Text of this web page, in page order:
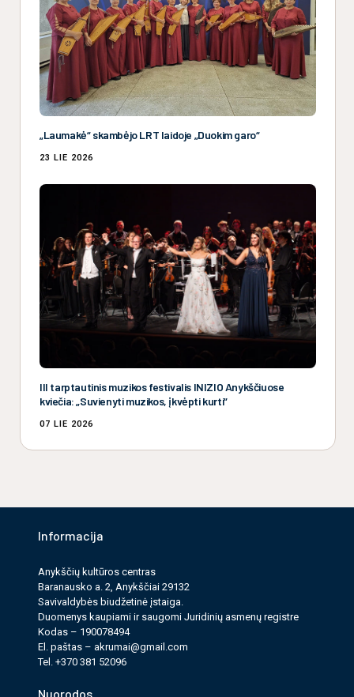
„Laumakė“ skambėjo LRT laidoje „Duokim garo“
23 LIE 2026
III tarptautinis muzikos festivalis INIZIO Anykščiuose
kviečia: „Suvienyti muzikos, įkvėpti kurti“
07 LIE 2026
Informacija
Anykščių kultūros cen­tras
Baranausko a. 2, Anykščiai 29132
Savi­valdy­bės biudžet­inė įstaiga.
Duomenys kau­pi­ami ir saugomi Juri­dinių asmenų reg­istre
Kodas – 190078494
El. paš­tas – akrumai@gmail.com
Tel. +370 381 52096
Nuorodos